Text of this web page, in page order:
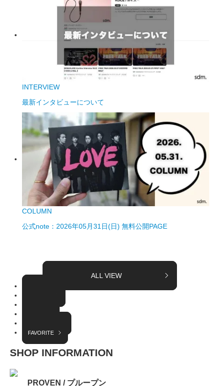
INTERVIEW
最新インタビューについて
COLUMN
公式note：2026年05月31日(日) 無料公開PAGE
ALL VIEW
FAVORITE
SHOP INFORMATION
PROVEN / プループン